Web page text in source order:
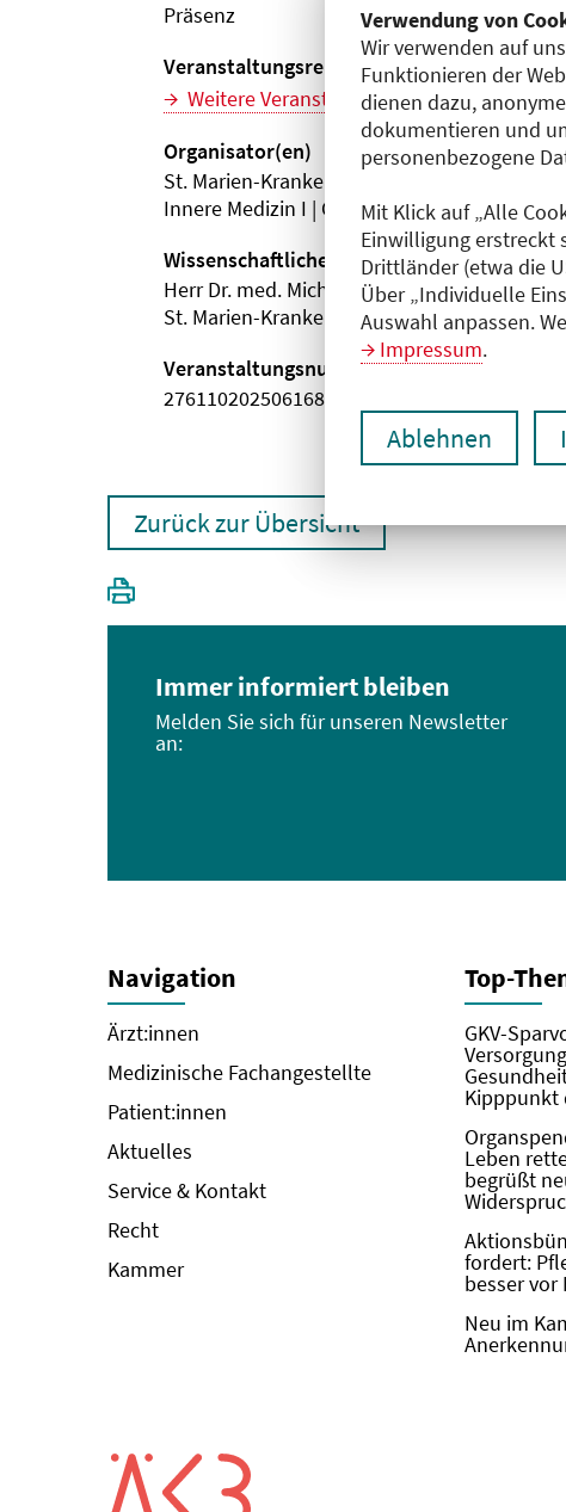
Verwendung von
Wir verwenden auf
Funktionieren der
dienen dazu,
dokumentieren und
personenbezogene
Mit Klick auf „Alle
Einwilligung erstreckt
Drittländer (etwa die
Über „Individuelle
Auswahl anpassen.
Impressum.
Ablehnen
Präsenz
Veranstaltungsreihe
Weitere Veranstaltungen dieser Reihe (7)
Organisator(en)
St. Marien-Krankenhaus Berlin
Innere Medizin I | Gastroenterologie,
Wissenschaftliche Leitung
Herr Dr. med. Michael Pieschka
St. Marien-Krankenhaus Berlin
Veranstaltungsnummer
2761102025061680061
Zurück zur Übersicht
Immer informiert bleiben
Melden Sie sich für unseren Newsletter
an:
Navigation
Ärzt:innen
Medizinische Fachangestellte
Patient:innen
Aktuelles
Service & Kontakt
Recht
Kammer
Top-
GKV-
Kipppunkt
Leben
begrüßt
fordert:
besser vor
Neu im